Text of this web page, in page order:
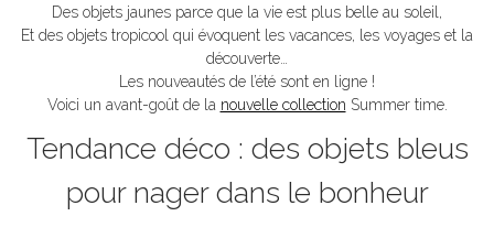
Des objets jaunes parce que la vie est plus belle au soleil,
Et des objets tropicool qui évoquent les vacances, les voyages et la
découverte…
Les nouveautés de l’été sont en ligne !
Voici un avant-goût de la nouvelle collection Summer time.
Tendance déco : des objets bleus
pour nager dans le bonheur